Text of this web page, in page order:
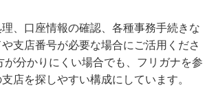
、口座情報の確認、各種事務手続きな
支店番号が必要な場合にご活用くださ
が分かりにくい場合でも、フリガナを参
店を探しやすい構成にしています。